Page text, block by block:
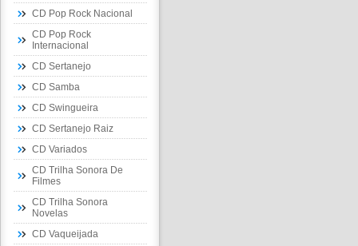
CD Pop Rock Nacional
CD Pop Rock
Internacional
CD Sertanejo
CD Samba
CD Swingueira
CD Sertanejo Raiz
CD Variados
CD Trilha Sonora De
Filmes
CD Trilha Sonora
Novelas
CD Vaqueijada